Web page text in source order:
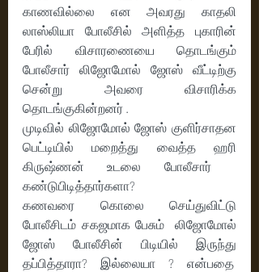
காணவில்லை என அவரது காதலி
லாஸ்லியா போலீசில் அளித்த புகாரின்
பேரில் விசாரணையை தொடங்கும்
போலீசார் லிஜோமோல் ஜோஸ் வீட்டிற்கு
சென்று அவரை விசாரிக்க
தொடங்குகின்றனர் .
முடிவில் லிஜோமோல் ஜோஸ் குளிர்சாதன
பெட்டியில் மறைத்து வைத்த ஹரி
கிருஷ்ணன் உடலை போலீசார்
கண்டுபிடித்தார்களா?
கணவரை கொலை செய்துவிட்டு
போலீசிடம் சகஜமாக பேசும்  லிஜோமோல்
ஜோஸ் போலீசின் பிடியில் இருந்து
தப்பித்தாரா? இல்லையா ? என்பதை